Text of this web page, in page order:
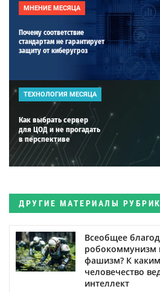
МНЕНИЕ МЕСЯЦА
Почему соответствие
стандартам не гарантирует
защиту от киберугроз
ТЕХНОЛОГИЯ МЕСЯЦА
Как выбрать сервер
для ЦОД и не прогадать
в перспективе
ДРУГИЕ МАТЕРИАЛЫ
Всеобщее
робокоммунизм
фашизм? К
человечество
интеллект